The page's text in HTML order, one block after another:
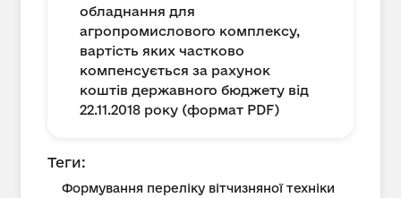
обладнання для
агропромислового комплексу,
вартість яких частково
компенсується за рахунок
коштів державного бюджету від
22.11.2018 року (формат PDF)
Теги:
Формування переліку вітчизняної техніки